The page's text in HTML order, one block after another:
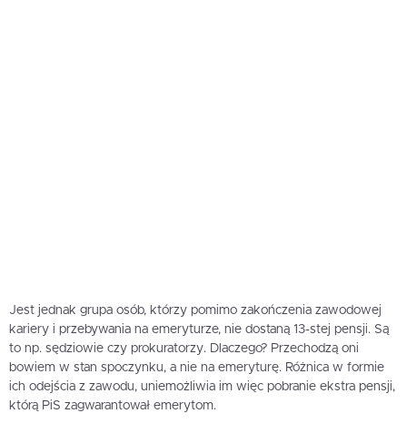
Jest jednak grupa osób, którzy pomimo zakończenia zawodowej
kariery i przebywania na emeryturze, nie dostaną 13-stej pensji. Są
to np. sędziowie czy prokuratorzy. Dlaczego? Przechodzą oni
bowiem w stan spoczynku, a nie na emeryturę. Różnica w formie
ich odejścia z zawodu, uniemożliwia im więc pobranie ekstra pensji,
którą PiS zagwarantował emerytom.